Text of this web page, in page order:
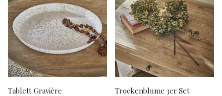
Tablett Gravière
Trockenblume 3er Set